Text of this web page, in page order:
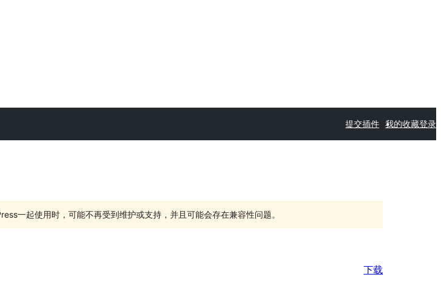
提交插件 我的收藏登录
一起使用时，可能不再受到维护或支持，并且可能会存在兼容性问题。
下载